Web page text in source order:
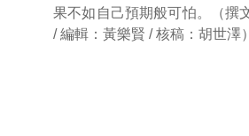
果不如自己預期般可怕。（撰
/ 編輯：黃樂賢 / 核稿：胡世澤）